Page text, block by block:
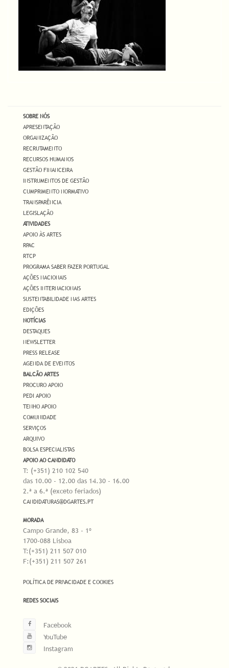
SOBRE NÓS
APRESENTAÇÃO
ORGANIZAÇÃO
RECRUTAMENTO
RECURSOS HUMANOS
GESTÃO FINANCEIRA
INSTRUMENTOS DE GESTÃO
CUMPRIMENTO NORMATIVO
TRANSPARÊNCIA
LEGISLAÇÃO
ATIVIDADES
APOIO ÀS ARTES
RPAC
RTCP
PROGRAMA SABER FAZER PORTUGAL
AÇÕES NACIONAIS
AÇÕES INTERNACIONAIS
SUSTENTABILIDADE NAS ARTES
EDIÇÕES
NOTÍCIAS
DESTAQUES
NEWSLETTER
PRESS RELEASE
AGENDA DE EVENTOS
BALCÃO ARTES
PROCURO APOIO
PEDI APOIO
TENHO APOIO
COMUNIDADE
SERVIÇOS
ARQUIVO
BOLSA ESPECIALISTAS
APOIO AO CANDIDATO
T: (+351) 210 102 540
das 10.00 - 12.00 das 14.30 - 16.00
2.ª a 6.ª (exceto feriados)
CANDIDATURAS@DGARTES.PT
MORADA
Campo Grande, 83 - 1º
1700-088 Lisboa
T:(+351) 211 507 010
F:(+351) 211 507 261
POLÍTICA DE PRIVACIDADE E COOKIES
REDES SOCIAIS
Facebook
YouTube
Instagram